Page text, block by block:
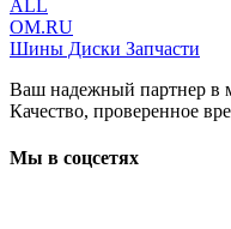
ALL
OM.RU
Шины Диски Запчасти
Ваш надежный партнер в
Качество, проверенное
Мы в соцсетях